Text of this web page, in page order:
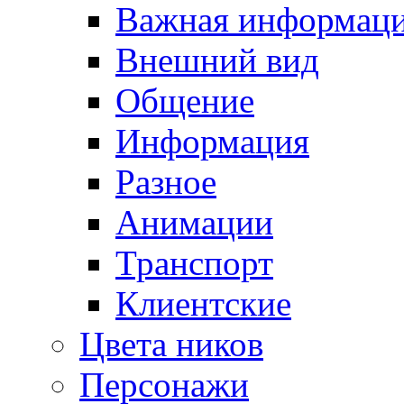
Важная
Внешний вид
Общение
Информация
Разное
Анимации
Транспорт
Клиентские
Цвета ников
Персонажи